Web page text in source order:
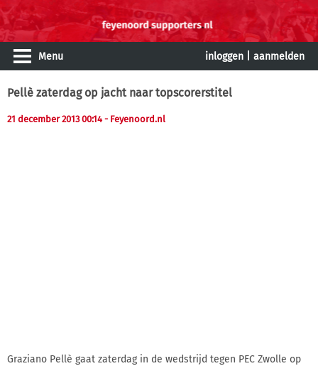
Menu inloggen aanmelden
Pellè zaterdag op jacht naar topscorerstitel
21 december 2013 00:14 - Feyenoord.nl
Graziano Pellè gaat zaterdag in de wedstrijd tegen PEC Zwolle op